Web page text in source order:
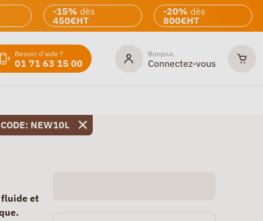
-15% dès
450€HT
-20% dès
800€HT
Besoin d'aide ?
01 71 63 15 00
Bonjour,
Connectez-vous
NEW10L
et